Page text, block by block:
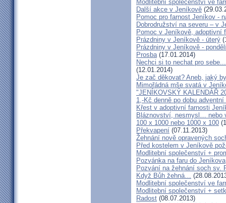
Modlitební společenství ve
Další akce v Jeníkově
Pomoc pro farnost Jeníkov -
Dobrodružství na severu – v
Pomoc v Jeníkově, adoptivní
Prázdniny v Jeníkově - úterý
Prázdniny v Jeníkově -
Prosba(17.01.2014)
Nechci si to nechat pro
(12.01.2014)
Je zač děkovat? Aneb, jaký
Mimořádná mše svatá v
"JENÍKOVSKÝ KALENDÁŘ
1,-Kč denně po dobu
Křest v adoptivní farnosti
Bláznovství, nesmysl… nebo
100 x 1000 nebo 1000 x 100
Překvapení (07.11.2013)
Žehnání nově opravených
Před kostelem v Jeníkově
Modlitební společenství +
Pozvánka na faru do Jeníkova
Pozvání na žehnání soch sv.
Když Bůh žehná…
Modlitební společenství ve
Modlitební společenství +
Radost (08.07.2013)